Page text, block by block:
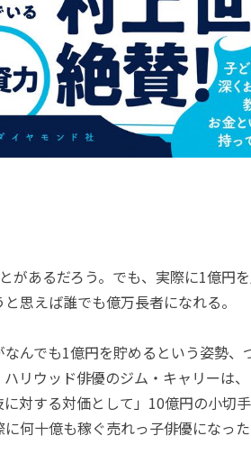
があるだろう。でも、実際に1億円
思えば誰でも億万長者になれる。
んでも1億円を貯めるという姿勢、
リウッド俳優のジム・キャリーは
対する対価として」10億円の小切
何十億も稼ぐ売れっ子俳優になった